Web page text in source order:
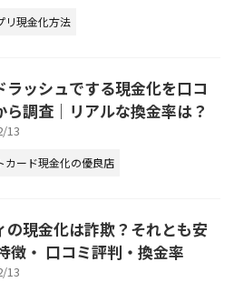
リ現金化方法
ラッシュでする現金化を口コ
ら調査｜リアルな換金率は？
13
カード現金化の優良店
の現金化は詐欺？それとも安
徴・ 口コミ評判・換金率
13